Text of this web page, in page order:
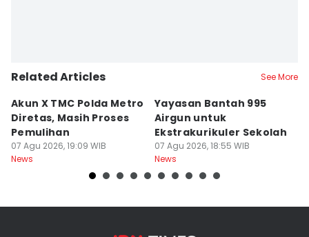
Related Articles See More
Akun X TMC Polda Metro
Diretas, Masih Proses
Pemulihan
07 Agu 2026, 19:09 WIB
News
Yayasan Bantah 995
Airgun untuk
Ekstrakurikuler Sekolah
07 Agu 2026, 18:55 WIB
News